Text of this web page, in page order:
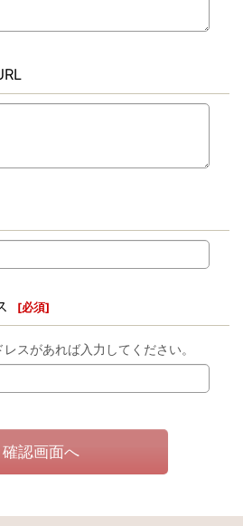
[必須]
スがあれば入力してください。
確認画面へ